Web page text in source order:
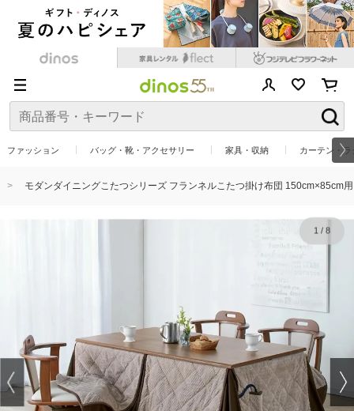
ファッション バッグ・靴・アクセサリー 家具・収納 カーテン・
モダンダイニングこたつシリーズ フランネルこたつ掛け布団 150cm×85cm用
1/ 8